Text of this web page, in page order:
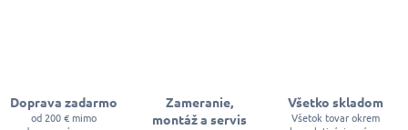
Doprava zadarmo
od 200 € mimo
Zameranie,
montáž a servis
Všetko skladom
Všetok tovar okrem